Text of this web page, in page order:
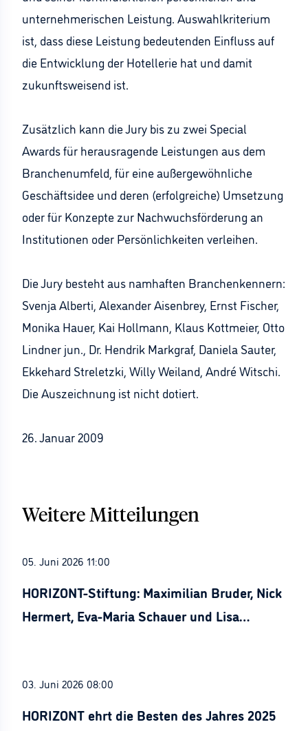
unternehmerischen Leistung. Auswahlkriterium
ist, dass diese Leistung bedeutenden Einfluss auf
die Entwicklung der Hotellerie hat und damit
zukunftsweisend ist.
Zusätzlich kann die Jury bis zu zwei Special
Awards für herausragende Leistungen aus dem
Branchenumfeld, für eine außergewöhnliche
Geschäftsidee und deren (erfolgreiche) Umsetzung
oder für Konzepte zur Nachwuchsförderung an
Institutionen oder Persönlichkeiten verleihen.
Die Jury besteht aus namhaften Branchenkennern:
Svenja Alberti, Alexander Aisenbrey, Ernst Fischer,
Monika Hauer, Kai Hollmann, Klaus Kottmeier, Otto
Lindner jun., Dr. Hendrik Markgraf, Daniela Sauter,
Ekkehard Streletzki, Willy Weiland, André Witschi.
Die Auszeichnung ist nicht dotiert.
26. Januar 2009
Weitere Mitteilungen
05. Juni 2026 11:00
HORIZONT-Stiftung: Maximilian Bruder, Nick
Hermert, Eva-Maria Schauer und Lisa
03. Juni 2026 08:00
HORIZONT ehrt die Besten des Jahres 2025